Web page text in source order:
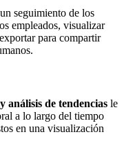
seguimiento de los
empleados, visualizar
para compartir
y análisis de tendencias le
a lo largo del tiempo
en una visualización